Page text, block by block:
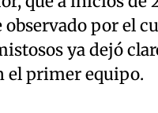
por el
ya dejó
el primer equipo.